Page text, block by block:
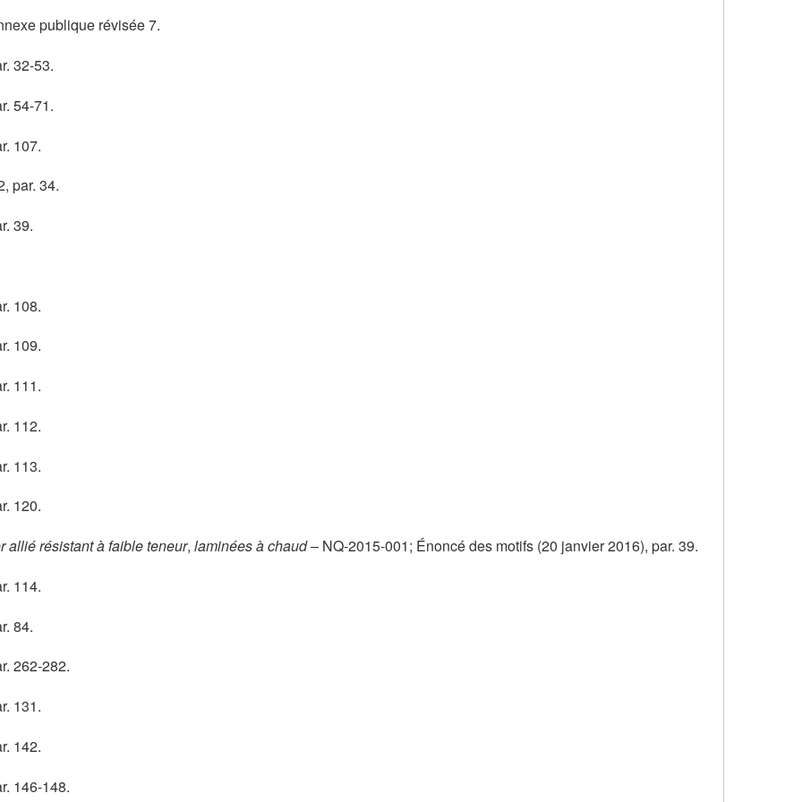
publique révisée 7.
32-53.
54-71.
107.
par. 34.
39.
108.
109.
111.
112.
113.
120.
allié résistant à faible teneur, laminées à chaud –NQ-2015-001; Énoncé des motifs (20 janvier 2016), par. 39.
114.
84.
262-282.
131.
142.
146-148.